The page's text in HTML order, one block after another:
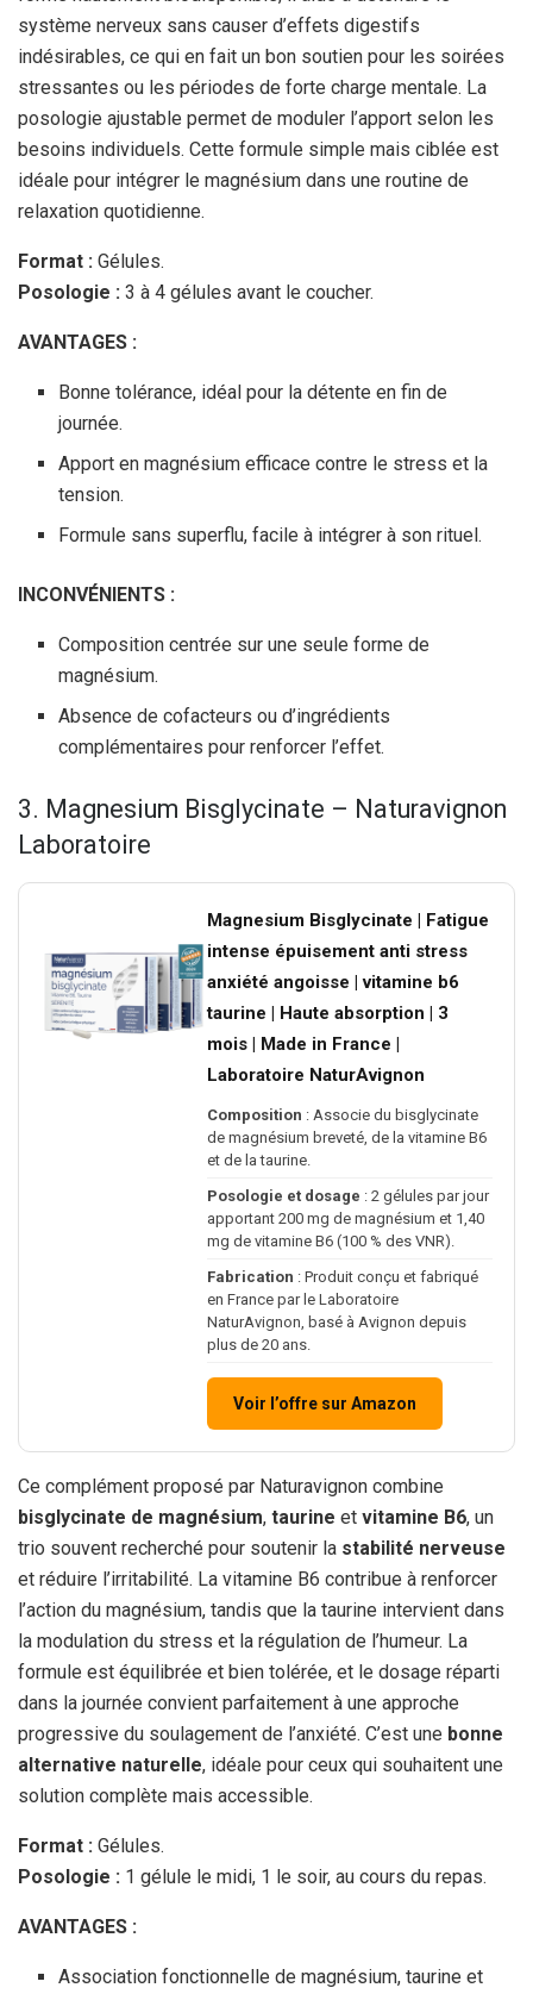
système nerveux sans causer d’effets digestifs
indésirables, ce qui en fait un bon soutien pour les soirées
stressantes ou les périodes de forte charge mentale. La
posologie ajustable permet de moduler l’apport selon les
besoins individuels. Cette formule simple mais ciblée est
idéale pour intégrer le magnésium dans une routine de
relaxation quotidienne.
Format : Gélules.
Posologie : 3 à 4 gélules avant le coucher.
AVANTAGES :
Bonne tolérance, idéal pour la détente en fin de
journée.
Apport en magnésium efficace contre le stress et la
tension.
Formule sans superflu, facile à intégrer à son rituel.
INCONVÉNIENTS :
Composition centrée sur une seule forme de
magnésium.
Absence de cofacteurs ou d’ingrédients
complémentaires pour renforcer l’effet.
3. Magnesium Bisglycinate – Naturavignon
Laboratoire
Magnesium Bisglycinate | Fatigue
intense épuisement anti stress
anxiété angoisse | vitamine b6
taurine | Haute absorption | 3
mois | Made in France |
Laboratoire NaturAvignon
Composition : Associe du bisglycinate
de magnésium breveté, de la vitamine B6
et de la taurine.
Posologie et dosage : 2 gélules par jour
apportant 200 mg de magnésium et 1,40
mg de vitamine B6 (100 % des VNR).
Fabrication : Produit conçu et fabriqué
en France par le Laboratoire
NaturAvignon, basé à Avignon depuis
plus de 20 ans.
Voir l’offre sur Amazon
Ce complément proposé par Naturavignon combine
bisglycinate de magnésium, taurine et vitamine B6, un
trio souvent recherché pour soutenir la stabilité nerveuse
et réduire l’irritabilité. La vitamine B6 contribue à renforcer
l’action du magnésium, tandis que la taurine intervient dans
la modulation du stress et la régulation de l’humeur. La
formule est équilibrée et bien tolérée, et le dosage réparti
dans la journée convient parfaitement à une approche
progressive du soulagement de l’anxiété. C’est une bonne
alternative naturelle, idéale pour ceux qui souhaitent une
solution complète mais accessible.
Format : Gélules.
Posologie : 1 gélule le midi, 1 le soir, au cours du repas.
AVANTAGES :
Association fonctionnelle de magnésium, taurine et